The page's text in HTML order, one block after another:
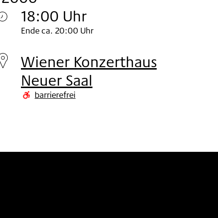
18:00 Uhr
Ende ca. 20:00 Uhr
Wiener Konzerthaus
Neuer Saal
barrierefrei